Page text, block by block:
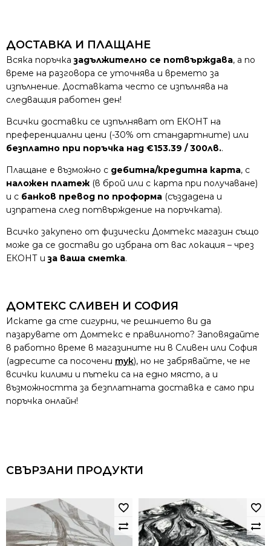
ДОСТАВКА И ПЛАЩАНЕ
Всяка поръчказадължително се потвърждава, а по
време на разговора се уточнява и времето за
изпълнение. Доставката често се изпълнява на
следващия работен ден!
Всички доставки се изпълняват от ЕКОНТ на
преференциални цени (-30% от стандартните) или
безплатно при поръчка над €153.39 / 300лв..
Плащане е възможно с дебитна/кредитна карта, с
наложен платеж (в брой или с карта при получаване)
и с банков превод по проформа (създадена и
изпратена след потвърждение на поръчката).
Всичко закупено от физически Домтекс магазин също
може да се достави до избрана от вас локация – чрез
ЕКОНТ иза ваша сметка.
ДОМТЕКС СЛИВЕН И СОФИЯ
Искате да сте сигурни, че решнието ви да
пазарувате от Домтекс е правилното? Заповядайте
в работно време в магазините ни в Сливен или София
(адресите са посочени тук), но не забрявайте, че не
всички килими и пътеки са на едно място, а и
възможността за безплатната доставка е само при
поръчка онлайн!
СВЪРЗАНИ ПРОДУКТИ